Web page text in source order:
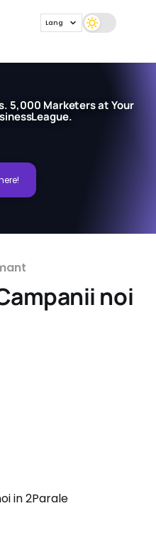
Lang
5,000 Marketers at Your
noi